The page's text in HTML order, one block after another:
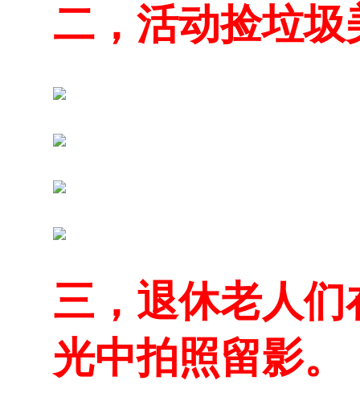
二，活动捡垃圾
三，退休老人
光中拍照留影。